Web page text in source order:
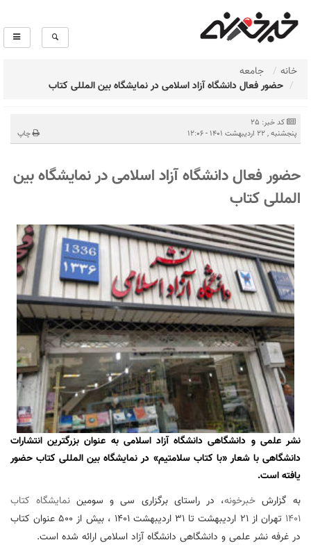
خانه
جامعه
حضور فعال دانشگاه آزاد اسلامی در نمایشگاه بین المللی کتاب
کد خبر: 25
پنجشنبه , 22 اردیبهشت 1401 - 12:06
چاپ
حضور فعال دانشگاه آزاد اسلامی در نمایشگاه بین
المللی کتاب
نشر علمی و دانشگاهی دانشگاه آزاد اسلامی به عنوان بزرگترین انتشارات
دانشگاهی با شعار «با کتاب سلامتیم» در نمایشگاه بین المللی کتاب حضور
یافته است.
به گزارشخبرخونه، در راستای برگزاری سی و سومین نمایشگاه کتاب
1401
تهران از 21 اردیبهشت تا 31 اردیبهشت 1401 ، بیش از 500 عنوان کتاب
در غرفه نشر علمی و دانشگاهی دانشگاه آزاد اسلامی ارائه شده است.